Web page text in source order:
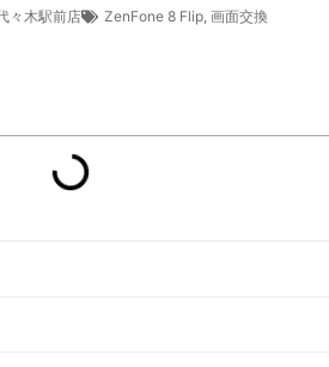
々木駅前店 ZenFone 8 Flip, 画面交換